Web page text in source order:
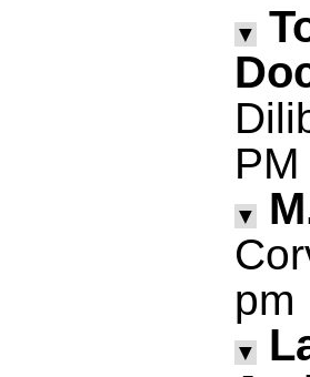
▼
PM
▼
pm
▼